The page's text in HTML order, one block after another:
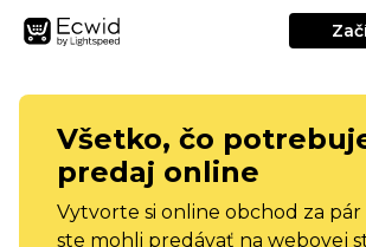
Všetko, čo
predaj online
Vytvorte si online obchod za
ste mohli predávať na webovej